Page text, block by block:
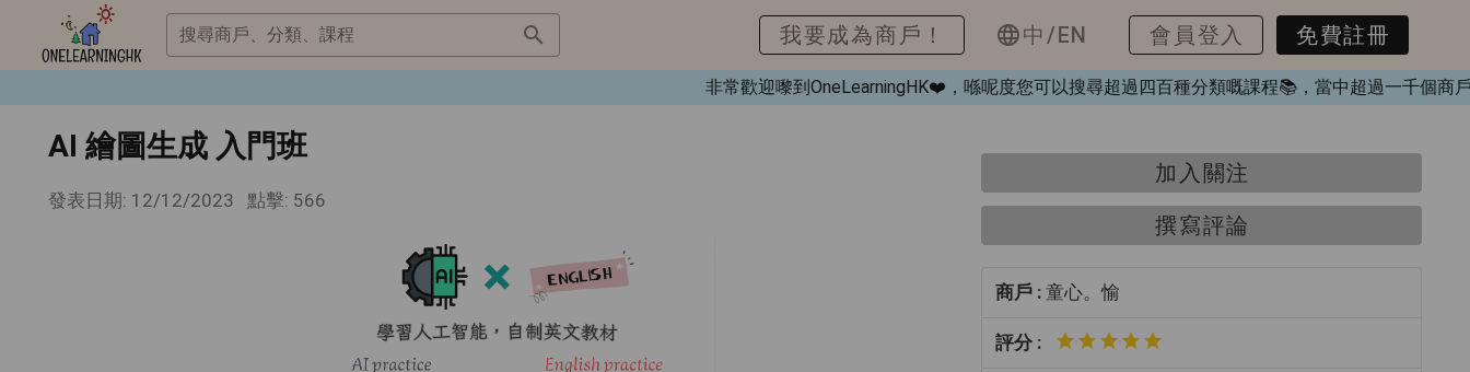
非常歡迎嚟到OneLearningHK❤️，喺呢度您可以搜尋超過四百種分類嘅課程📚，當中超過一千個商戶
搜尋商戶、分類、課程 我要成為商戶！ 中/EN 會員登入 免費註冊
AI 繪圖生成 入門班
發表日期: 12/12/2023 點擊: 566
加入關注
撰寫評論
商戶 : 童心。愉
評分 :